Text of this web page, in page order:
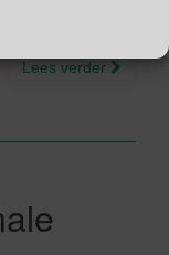
Lees verder